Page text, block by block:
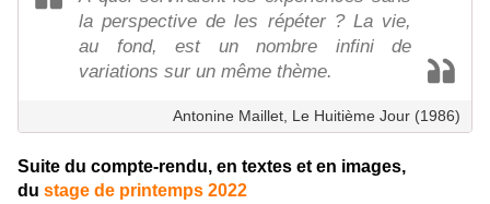
la perspective de les répéter ? La vie,
au fond, est un nombre infini de
variations sur un même thème.
Antonine Maillet, Le Huitième Jour (1986)
Suite du compte-rendu, en textes et en images,
du stage de printemps 2022